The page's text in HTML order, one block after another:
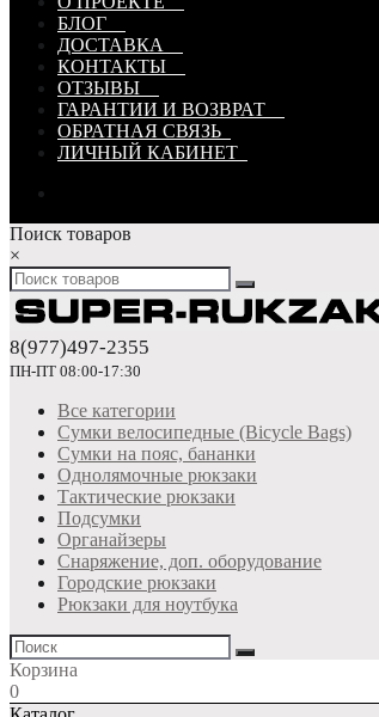
БЛОГ
ДОСТАВКА
КОНТАКТЫ
ОТЗЫВЫ
ГАРАНТИИ И ВОЗВРАТ
ОБРАТНАЯ СВЯЗЬ
ЛИЧНЫЙ КАБИНЕТ
Поиск товаров
×
8(977)497-2355
ПН-ПТ 08:00-17:30
Все категории
Сумки велосипедные (Bicycle Bags)
Сумки на пояс, бананки
Однолямочные рюкзаки
Тактические рюкзаки
Подсумки
Органайзеры
Снаряжение, доп. оборудование
Городские рюкзаки
Рюкзаки для ноутбука
Корзина
0